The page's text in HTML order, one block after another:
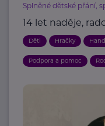
Splněné dětské přání,
14 let naděje,
Děti Hračky
Podpora a pomoc